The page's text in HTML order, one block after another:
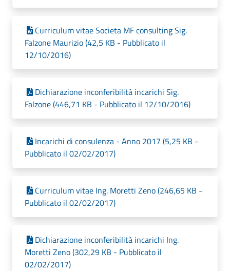
Curriculum vitae Societa MF consulting Sig.
Falzone Maurizio (42,5 KB - Pubblicato il
12/10/2016)
Dichiarazione inconferibilità incarichi Sig.
Falzone (446,71 KB - Pubblicato il 12/10/2016)
Incarichi di consulenza - Anno 2017 (5,25 KB -
Pubblicato il 02/02/2017)
Curriculum vitae Ing. Moretti Zeno (246,65 KB -
Pubblicato il 02/02/2017)
Dichiarazione inconferibilità incarichi Ing.
Moretti Zeno (302,29 KB - Pubblicato il
02/02/2017)